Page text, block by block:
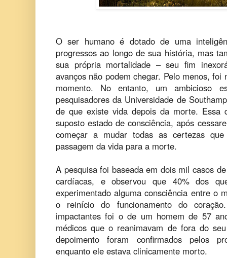
O ser humano é dotado de uma
progressos ao longo de sua história, mas
sua própria mortalidade – seu fim
avanços não podem chegar. Pelo menos,
momento. No entanto, um ambicioso
pesquisadores da Universidade de
de que existe vida depois da morte. Essa
suposto estado de consciência, após
começar a mudar todas as certezas
passagem da vida para a morte.
A pesquisa foi baseada em dois mil casos
cardíacas, e observou que 40% dos
experimentado alguma consciência entre o
o reinício do funcionamento do
impactantes foi o de um homem de 57
médicos que o reanimavam de fora do
depoimento foram confirmados pelos
enquanto ele estava clinicamente morto.